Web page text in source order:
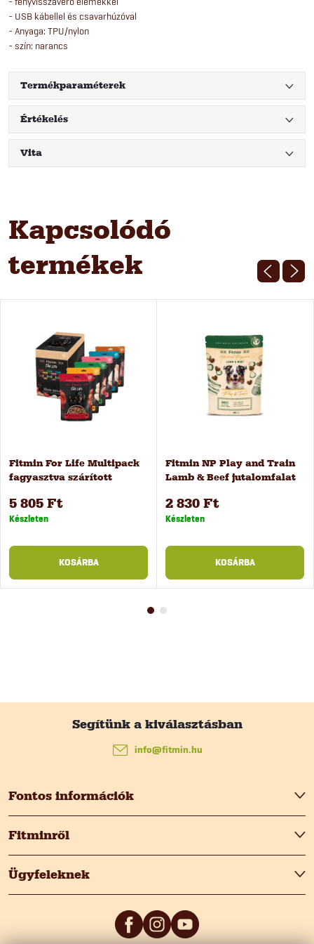
- USB kábellel és csavarhúzóval
- Anyaga: TPU/nylon
- szín: narancs
Termékparaméterek
Értékelés
Vita
Kapcsolódó
termékek
Fitmin For Life Multipack
fagyasztva szárított
5 805 Ft
Készleten
KOSÁRBA
Fitmin NP Play and Train
Lamb & Beef jutalomfalat
2 830 Ft
Készleten
KOSÁRBA
b
é
c
Fontos információk
Fitminről
Ügyfeleknek
info@fitmin.hu